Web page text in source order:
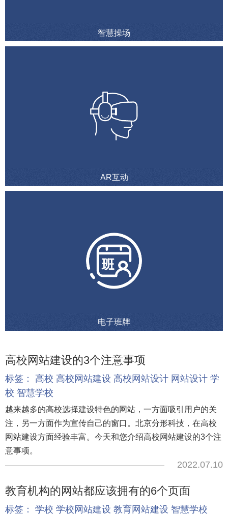
智慧操场
AR互动
电子班牌
高校网站建设的3个注意事项
标签： 高校 高校网站建设 高校网站设计 网站设计 学
校 智慧学校
越来越多的高校选择建设特色的网站，一方面吸引用户的关
注，另一方面作为宣传自己的窗口。北京分形科技，在高校
网站建设方面经验丰富。今天和您介绍高校网站建设的3个注
意事项。
2022.07.10
教育机构的网站都应该拥有的6个页面
标签： 学校 学校网站建设 教育网站建设 智慧学校